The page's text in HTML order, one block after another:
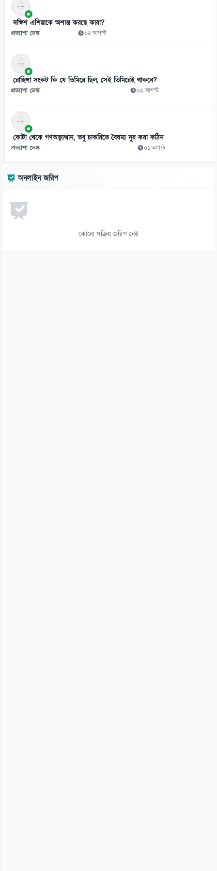
০৬ আগস্ট
১০
০৬ আগস্ট
১১
দেশের ৪ বিভাগে ভারী বৃষ্টিপাতের সতর্কতা
১২
বাংলাদেশি কর্মীদের আকামা নিয়ে বড় সুখবর দিল সৌদি সরকার
০৬ আগস্ট
বিশ্ববাজারে কমলো তেলের দাম
১৪
দক্ষিণ এশিয়াকে অশান্ত করছে কারা?
প্রত্যাশা ডেস্ক ০২ আগস্ট
রোহিঙ্গা সংকট কি যে তিমিরে ছিল, সেই তিমিরেই থাকবে?
প্রত্যাশা ডেস্ক ০২ আগস্ট
কোটা থেকে গণঅভ্যুত্থান, তবু চাকরিতে বৈষম্য দূর করা কঠিন
প্রত্যাশা ডেস্ক ০১ আগস্ট
অনলাইন জরিপ
কোনো সক্রিয় জরিপ নেই